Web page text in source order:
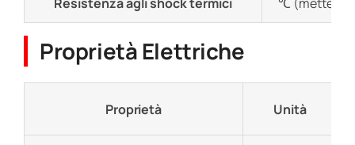
Proprietà Elettriche
Proprietà Unità